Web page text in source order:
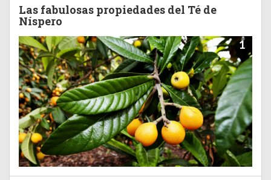
Las fabulosas propiedades del Té de
Níspero
1